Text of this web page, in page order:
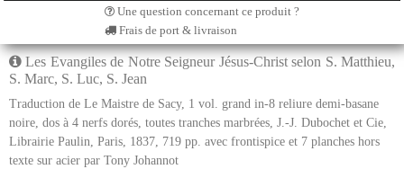
Une question concernant ce produit ?
Frais de port & livraison
Les Evangiles de Notre Seigneur Jésus-Christ selon S. Matthieu,
S. Marc, S. Luc, S. Jean
Traduction de Le Maistre de Sacy, 1 vol. grand in-8 reliure demi-basane
noire, dos à 4 nerfs dorés, toutes tranches marbrées, J.-J. Dubochet et Cie,
Librairie Paulin, Paris, 1837, 719 pp. avec frontispice et 7 planches hors
texte sur acier par Tony Johannot